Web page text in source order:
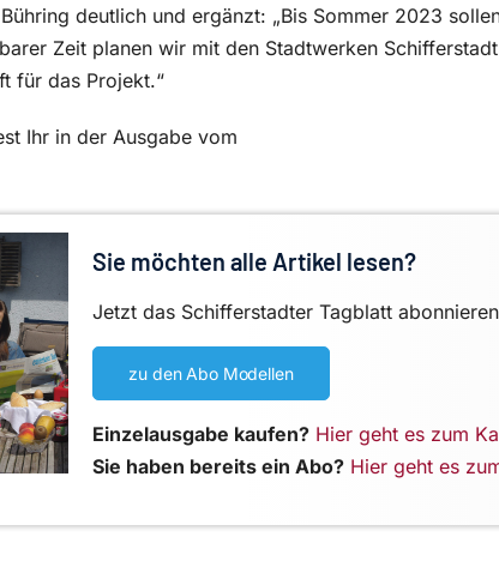
deutlich und ergänzt: „Bis Sommer 2023
Zeit planen wir mit den Stadtwerken
für das Projekt.“
Ihr in der Ausgabe vom
Sie möchten alle Artikel lesen?
Jetzt das Schifferstadter Tagblatt
zu den Abo Modellen
Einzelausgabe kaufen? Hier geht es zum
Sie haben bereits ein Abo? Hier geht es